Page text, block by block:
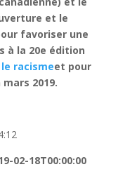
et le
favoriser une
à la 20e édition
racismeet pour
mars 2019.
02-18T00:00:00